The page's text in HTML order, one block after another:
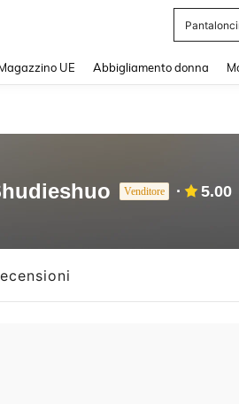
UE Abbigliamento donna
Venditore 5.00